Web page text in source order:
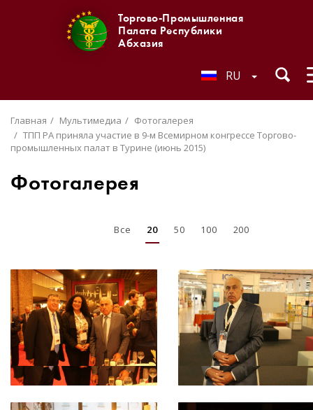
Торгово-Промышленная
Палата Республики
Абхазия
RU
Главная Мультимедиа
Фотогалерея
ТПП РА приняла участие в 9-м Всемирном конгрессе Торгово-
промышленных палат в Турине (июнь 2015)
Фотогалерея
Все 20 50 100 200